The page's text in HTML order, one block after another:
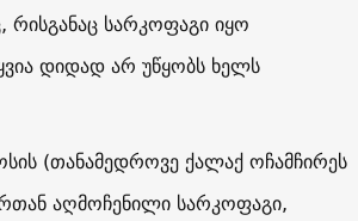
რისგანაც სარკოფაგი იყო
დიდად არ უწყობს ხელს
(თანამედროვე ქალაქ ოჩამჩირეს
აღმოჩენილი სარკოფაგი,